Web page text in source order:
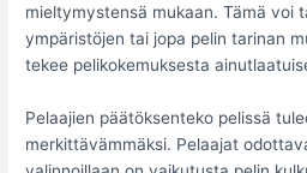
mieltymystensä mukaan. Tämä voi
ympäristöjen tai jopa pelin tarinan
tekee pelikokemuksesta
Pelaajien päätöksenteko pelissä
merkittävämmäksi. Pelaajat